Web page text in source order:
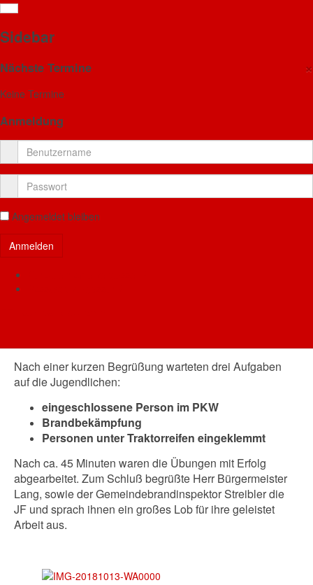
Sidebar
×
Nächste Termine
Keine Termine
Anmeldung
Angemeldet bleiben
Jugendfeuerwehr Haunetal
Lothar Göbel
15. Oktober 2018
Zugriffe: 12977
Jahresabschlussübung 2018 der JF
Haunetal
Mit dem heutigen Probealarm in Haunetal ging es auch
für unsere JF los zur Abschlussübung.
Sie fuhren aus Holzheim, Rhina und Neukirchen nach
Nach einer kurzen Begrüßung warteten drei Aufgaben
auf die Jugendlichen:
eingeschlossene Person im PKW
Brandbekämpfung
Personen unter Traktorreifen eingeklemmt
Nach ca. 45 Minuten waren die Übungen mit Erfolg
abgearbeitet. Zum Schluß begrüßte Herr Bürgermeister
Lang, sowie der Gemeindebrandinspektor Streibler die
JF und sprach ihnen ein großes Lob für ihre geleistet
Arbeit aus.